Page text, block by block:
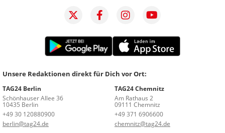
Unsere Redaktionen direkt für Dich vor Ort:
TAG24 Berlin
Schönhauser Allee 36
10435 Berlin
+49 30 120880900
berlin@tag24.de
TAG24 Chemnitz
Am Rathaus 2
09111 Chemnitz
+49 371 6906600
chemnitz@tag24.de